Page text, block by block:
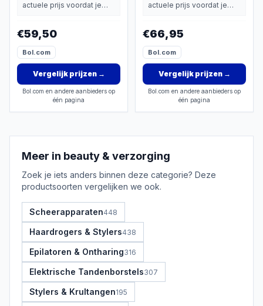
actuele prijs voordat je
€59,50
Bol.com
Vergelijk prijzen→
Bol.com en andere aanbieders op
één pagina
actuele prijs voordat je
€66,95
Bol.com
Vergelijk prijzen→
Bol.com en andere aanbieders op
één pagina
Meer in beauty & verzorging
Zoek je iets anders binnen deze categorie? Deze
productsoorten vergelijken we ook.
Scheerapparaten448
Haardrogers & Stylers438
Epilatoren & Ontharing316
Elektrische Tandenborstels307
Stylers & Krultangen195